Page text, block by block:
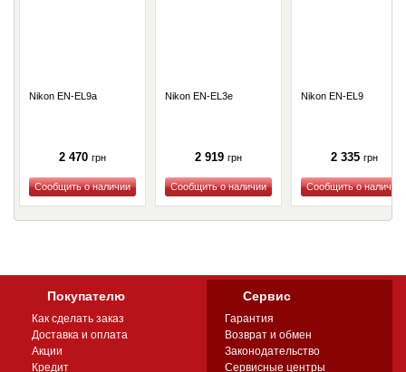
Nikon EN-EL9a
2 470 грн
Купить
Nikon EN-EL3e
2 919 грн
Купить
Nikon EN-EL9
2 335 грн
Купить
Покупателю
Как сделать заказ
Доставка и оплата
Акции
Кредит
Сервис
Гарантия
Возврат и обмен
Законодательство
Сервисные центры